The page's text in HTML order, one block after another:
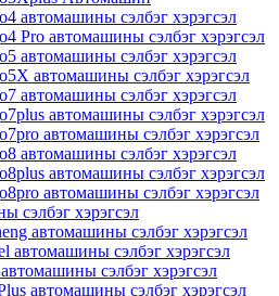
автомашины сэлбэг хэрэгсэл
Pro автомашины сэлбэг хэрэгсэл
автомашины сэлбэг хэрэгсэл
автомашины сэлбэг хэрэгсэл
автомашины сэлбэг хэрэгсэл
автомашины сэлбэг хэрэгсэл
автомашины сэлбэг хэрэгсэл
автомашины сэлбэг хэрэгсэл
автомашины сэлбэг хэрэгсэл
автомашины сэлбэг хэрэгсэл
сэлбэг хэрэгсэл
автомашины сэлбэг хэрэгсэл
автомашины сэлбэг хэрэгсэл
сэлбэг хэрэгсэл
автомашины сэлбэг хэрэгсэл